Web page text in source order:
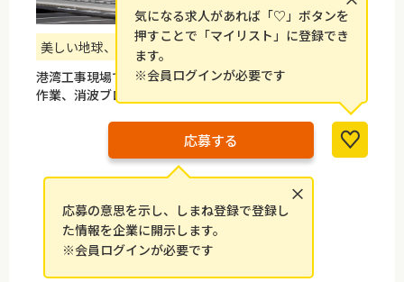
美しい地球、渡します次なる世代へ！
港湾工事現場での港湾工事施工作業、作業船の操船・関連
作業、消波ブロック製作をお任せします。
応募する
×
応募の意思を示し、しまね登録で登録し
た情報を企業に開示します。
※会員ログインが必要です
気になる求人があれば「♡」ボタンを
押すことで「マイリスト」に登録でき
ます。
※会員ログインが必要です